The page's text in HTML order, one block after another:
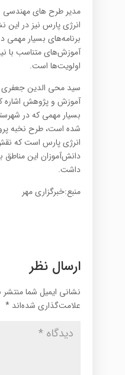
مدیر طرح های مهندسی
انرژی پارس نیز در
برنامه‌های بسیار مهمی
آموزش‌های متناسب با
اولویت‌ها است.
سید محی الدین جعفری
آموزش و پژوهش اشاره
بسیار مهمی که در
شده است، طرح نخبه
انرژی پارس است که
دانش‌آموزان این مناطق
داشت.
منبع:خبرگزاری مهر
ارسال نظر
نشانی ایمیل شما
علامت‌گذاری شده‌اند *